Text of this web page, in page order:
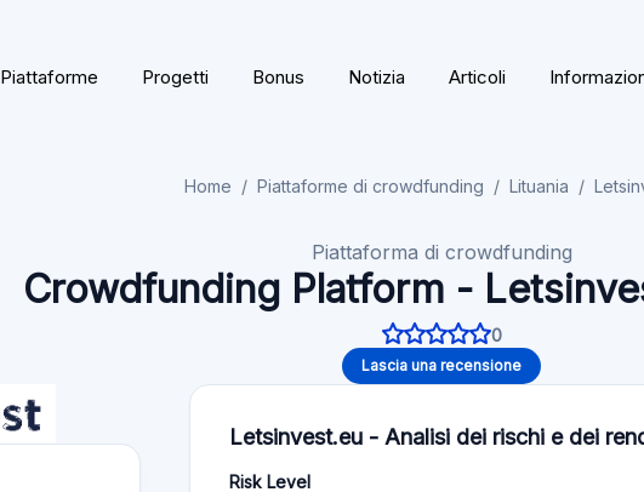
Piattaforme Progetti Bonus Notizia Articoli
Home Piattaforme di crowdfunding Lituania
Piattaforma di crowdfunding
Crowdfunding Platform -
0
Lascia una recensione
Letsinvest.eu - Analisi dei rischi e dei
Risk Level